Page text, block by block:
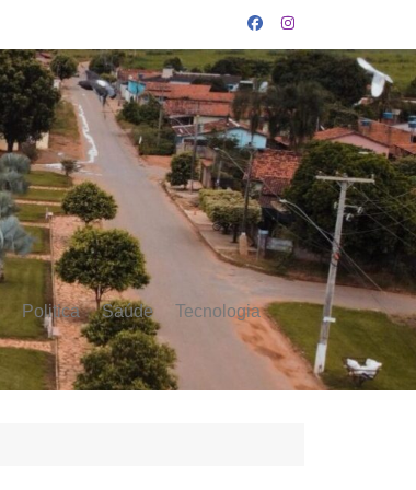
Politica Saúde Tecnologia